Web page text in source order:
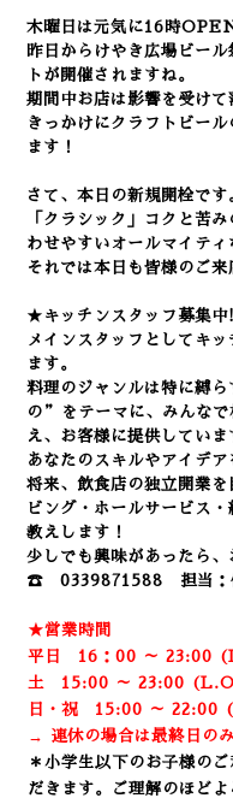
木曜日は元気に16時
昨日からけやき広場ビー
トが開催されますね。
期間中お店は影響を受け
きっかけにクラフトビー
ます！
さて、本日の新規開栓です
「クラシック」コクと苦
わせやすいオールマイティ
それでは本日も皆様のご来
★キッチンスタッフ募集中
メインスタッフとしてキ
ます。
料理のジャンルは特に縛
の”をテーマに、みんなで
え、お客様に提供していま
あなたのスキルやアイデ
将来、飲食店の独立開業
ビング・ホールサービス
教えします！
少しでも興味があったら、
☎ 0339871588 担当：
★営業時間
平日 16：00 ～ 23:00
土 15:00 ～ 23:00 (
日・祝 15:00 ～ 22:00 (
→ 連休の場合は最終日のみ
＊小学生以下のお子様のご
だきます。ご理解のほどよ